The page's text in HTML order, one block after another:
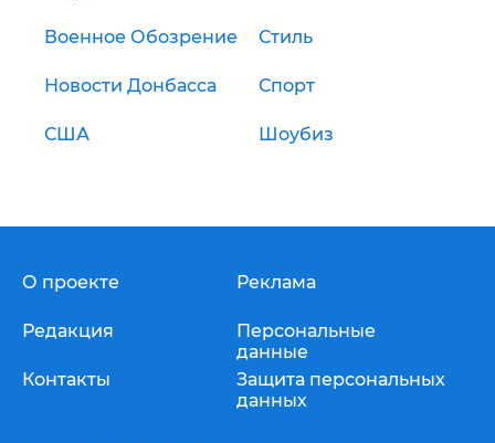
Военное Обозрение Стиль
Новости Донбасса Спорт
США Шоубиз
О проекте
Редакция
Контакты
Реклама
Персональные
данные
Защита персональных
данных